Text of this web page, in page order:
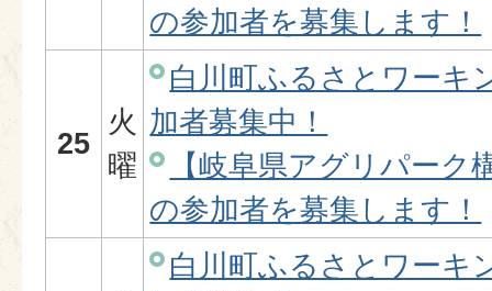
の参加者を募集します！
25
火
曜
白川町ふるさとワー
加者募集中！
【岐阜県アグリパーク
の参加者を募集します！
白川町ふるさとワー